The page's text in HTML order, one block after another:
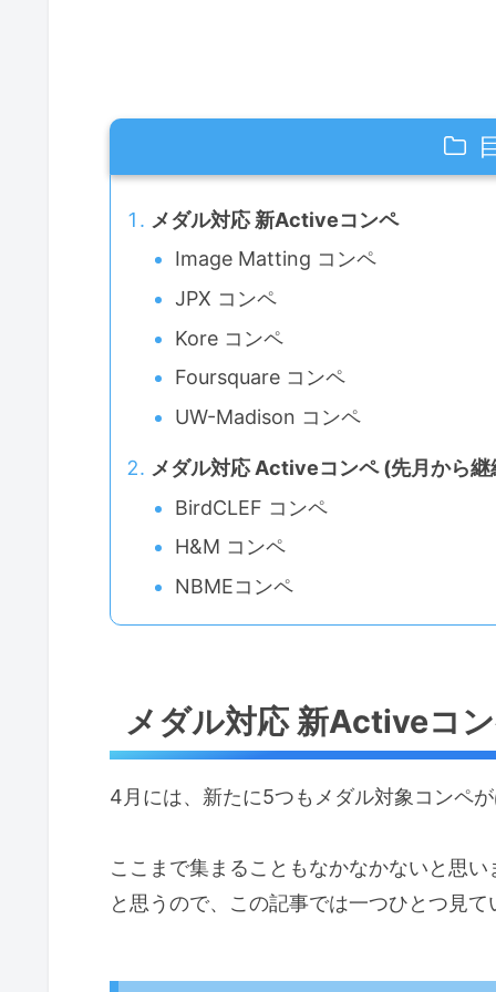
メダル対応 新Activeコンペ
Image Matting コンペ
JPX コンペ
Kore コンペ
Foursquare コンペ
UW-Madison コンペ
メダル対応 Activeコンペ (先月から継
BirdCLEF コンペ
H&M コンペ
NBMEコンペ
メダル対応 新Activeコ
4月には、新たに5つもメダル対象コンペ
ここまで集まることもなかなかないと思
と思うので、この記事では一つひとつ見て